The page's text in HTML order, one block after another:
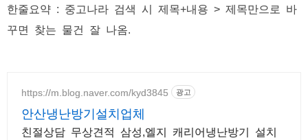
한줄요약 : 중고나라 검색 시 제목+내용 > 제목만으로 바
꾸면 찾는 물건 잘 나옴.
https://m.blog.naver.com/kyd3845 광고
안산냉난방기설치업체
친절상담 무상견적 삼성,엘지 캐리어냉난방기 설치